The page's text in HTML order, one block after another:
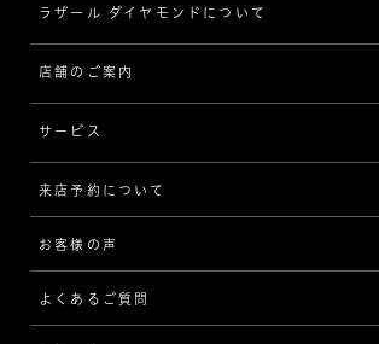
[素材から選ぶ]
プラチナ
イエローゴールド
コンビネーション
[フォルムから選ぶ]
ストレート
ジュエリーコレクショントップ
ジュエリー一覧
リング
ネックレス/ペンダント
ピアス/イヤリング
ブレスレット
ラザール ダイヤモンドについて
ラザール ダイヤモンドについて
品質
歴史
企業の取り組み
店舗のご案内
サービス
サービスについて
アフターサービス
MESSAGE IN DIAMOND
来店予約について
お客様の声
よくあるご質問